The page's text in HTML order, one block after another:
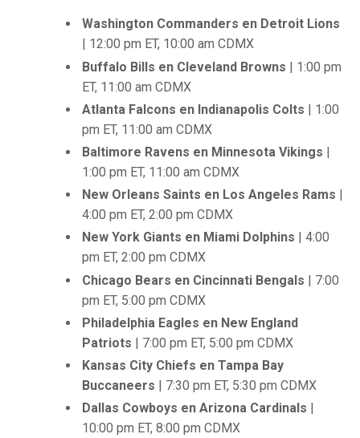
Washington Commanders en Detroit Lions
| 12:00 pm ET, 10:00 am CDMX
Buffalo Bills en Cleveland Browns | 1:00 pm
ET, 11:00 am CDMX
Atlanta Falcons en Indianapolis Colts | 1:00
pm ET, 11:00 am CDMX
Baltimore Ravens en Minnesota Vikings |
1:00 pm ET, 11:00 am CDMX
New Orleans Saints en Los Angeles Rams |
4:00 pm ET, 2:00 pm CDMX
New York Giants en Miami Dolphins
| 4:00
pm ET, 2:00 pm CDMX
Chicago Bears en Cincinnati Bengals | 7:00
pm ET, 5:00 pm CDMX
Philadelphia Eagles en New England
Patriots | 7:00 pm ET, 5:00 pm CDMX
Kansas City Chiefs en Tampa Bay
Buccaneers | 7:30 pm ET, 5:30 pm CDMX
Dallas Cowboys en Arizona Cardinals |
10:00 pm ET, 8:00 pm CDMX